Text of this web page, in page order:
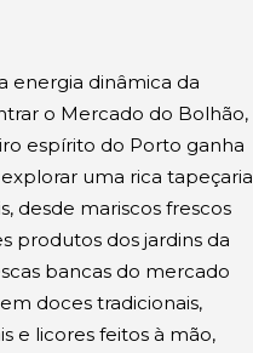
energia dinâmica da
o Mercado do Bolhão,
espírito do Porto ganha
uma rica tapeçaria
desde mariscos frescos
produtos dos jardins da
bancas do mercado
doces tradicionais,
e licores feitos à mão,